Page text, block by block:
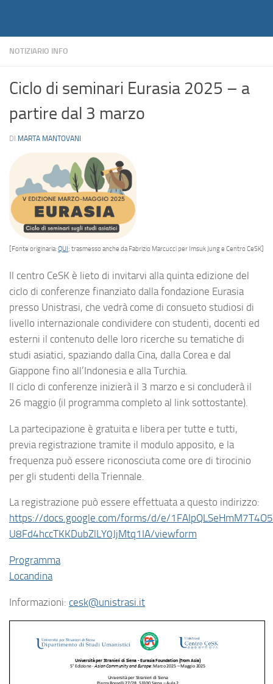
NOTIZIARIO INFO
Ciclo di seminari Eurasia 2025 – a
partire dal 3 marzo
DI MARTA MANTOVANI
[Fonte originaria:QUI ; trasmesso anche da Fabrizio Marcucci per Imsuk Jung e Centro CeSK]
Il centro CeSK è lieto di invitarvi alla quinta edizione del
ciclo di conferenze finanziato dalla fondazione Eurasia
presso Unistrasi, che vedrà come di consueto studiosi di
livello internazionale condividere con studenti, docenti ed
esterni il contenuto delle loro ricerche su tematiche di
studi asiatici, spaziando dalla Cina, dalla Corea e dal
Giappone fino all’Indonesia e alla Turchia.
Il ciclo di conferenze inizierà il 3 marzo e si concluderà il
26 maggio (il programma completo al link sottostante).
La partecipazione è gratuita e libera per tutte e tutti,
previa registrazione tramite il modulo apposito, e la
frequenza può essere riconosciuta come ore di tirocinio
per gli studenti della Triennale.
La registrazione può essere effettuata a questo indirizzo:
https://docs.google.com/forms/d/e/
U8Fd4hccTKKDubZlLY0JjMtq1IA/viewform
Programma
Locandina
Informazioni: cesk@unistrasi.it